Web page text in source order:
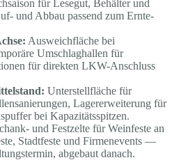
für Lesegut, Behälter und
und Abbau passend zum Ernte-
Ausweichfläche bei
Umschlaghallen für
für direkten LKW-Anschluss
Unterstellfläche für
Lagererweiterung für
bei Kapazitätsspitzen.
und Festzelte für Weinfeste an
Stadtfeste und Firmenevents —
abgebaut danach.